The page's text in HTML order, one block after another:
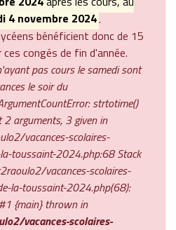
4 novembre 2024.
bénéficient donc de 15
congés de fin d'année.
pas cours le samedi sont
le soir du
strtotime()
arguments, 3 given in
vacances-scolaires-
toussaint-2024.php:68 Stack
vacances-scolaires-
la-toussaint-2024.php(68):
{main} thrown in
vacances-scolaires-